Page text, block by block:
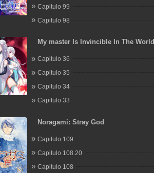
Capitulo 99
Capitulo 98
My master Is Invincible In The World
Capitulo 36
Capitulo 35
Capitulo 34
Capitulo 33
Noragami: Stray God
Capitulo 109
Capitulo 108.20
Capitulo 108